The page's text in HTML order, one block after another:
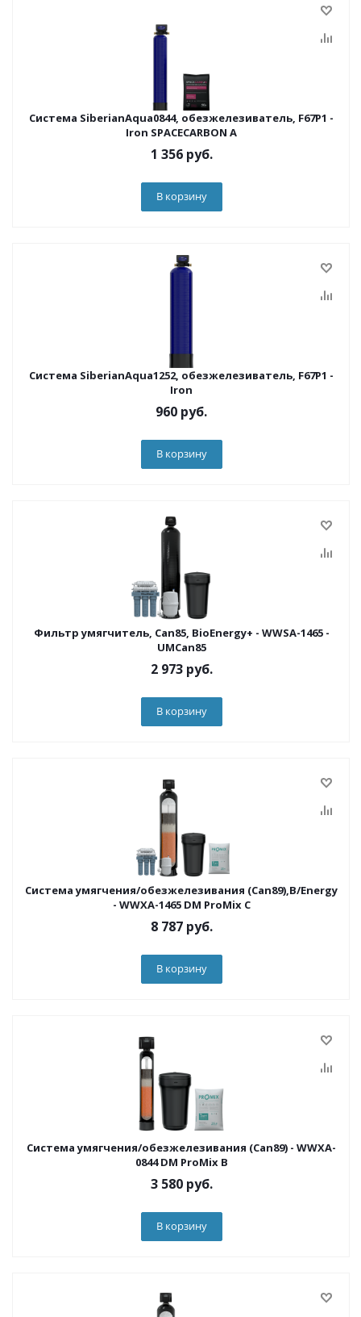
Система SiberianAqua0844, обезжелезиватель, F67P1 -
Iron SPACECARBON A
1 356руб.
В корзину
Система SiberianAqua1252, обезжелезиватель, F67P1 -
Iron
960 руб.
В корзину
Фильтр умягчитель, Can85, BioEnergy+ - WWSA-1465 -
UMCan85
2 973руб.
В корзину
Система умягчения/обезжелезивания (Can89),B/Energy
- WWXA-1465 DM ProMix C
8 787руб.
В корзину
Система умягчения/обезжелезивания (Can89) - WWXA-
0844 DM ProMix B
3 580руб.
В корзину